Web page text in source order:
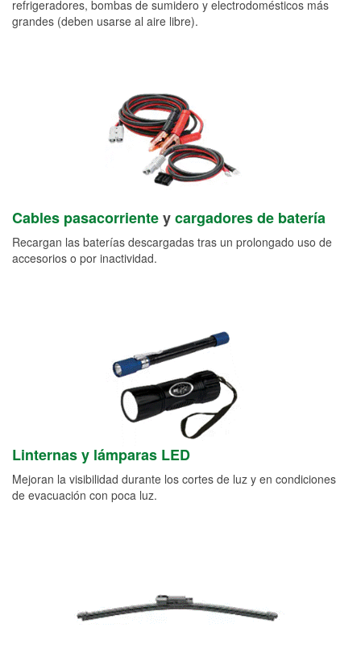
refrigeradores, bombas de sumidero y electrodomésticos más
grandes (deben usarse al aire libre).
Cables pasacorrienteycargadores de batería
Recargan las baterías descargadas tras un prolongado uso de
accesorios o por inactividad.
Linternas y lámparas LED
Mejoran la visibilidad durante los cortes de luz y en condiciones
de evacuación con poca luz.